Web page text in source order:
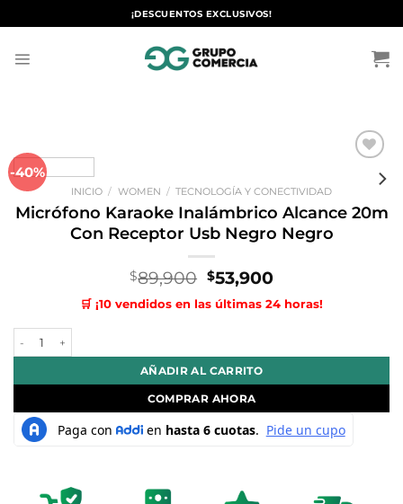
al
¡DESCUENTOS EXCLUSIVOS!
-40%
Añadir
deseos
INICIO / WOMEN / TECNOLOGÍA Y CONECTIVIDAD
Micrófono Karaoke Inalámbrico Alcance 20m
Con Receptor Usb Negro Negro
$89,900 El
precio
original
$53,900El
precio
actual
🛒 ¡10 vendidos en las últimas 24 horas!
AÑADIR AL CARRITO
COMPRAR AHORA